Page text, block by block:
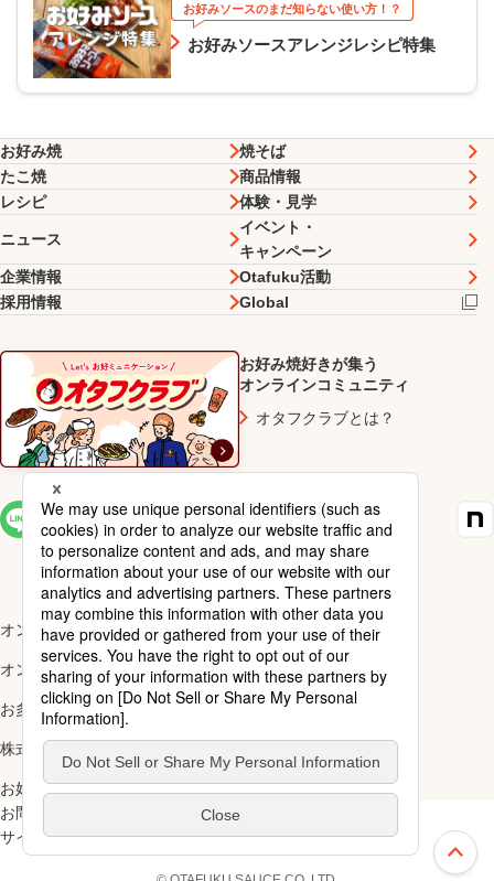
お好みソースのまだ知らない使い方！？
お好みソースアレンジレシピ特集
へ
お好み焼
焼そば
たこ焼
商品情報
レシピ
体験・見学
ニュース
イベント・
キャンペーン
企業情報
Otafuku活動
採用情報
Global
お好み焼好きが集う
オンラインコミュニティ
オタフクラブとは？
SNS一覧
オンラインショップ楽天市場店
オンラインショップYahoo!店
お多福醸造株式会社
株式会社ナカガワ
お好み焼アカデミー
お問い合わせ
ご利用規約
サイトマップ
スペシャルサイト一覧